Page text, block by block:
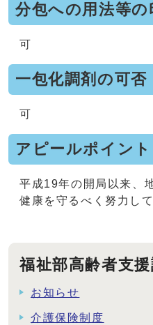
分包への用法等
可
一包化調剤の可否
可
アピールポイント
平成19年の開局以来、
健康を守るべく努力し
福祉部高齢者支
お知らせ
介護保険制度